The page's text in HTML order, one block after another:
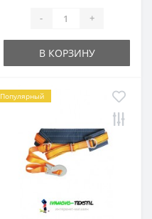
- +
В КОРЗИНУ
Популярный